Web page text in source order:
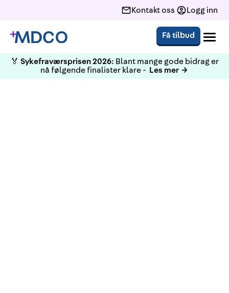
Kontakt oss Logg inn
Få tilbud
🏅 Sykefraværsprisen 2026: Blant mange gode bidrag er
nå følgende finalister klare -
Les mer →